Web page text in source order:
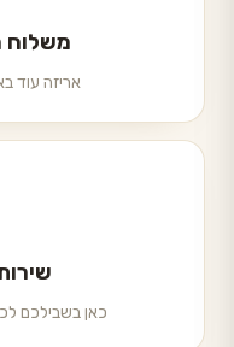
משלוח
אריזה עוד
כאן בשבילכם